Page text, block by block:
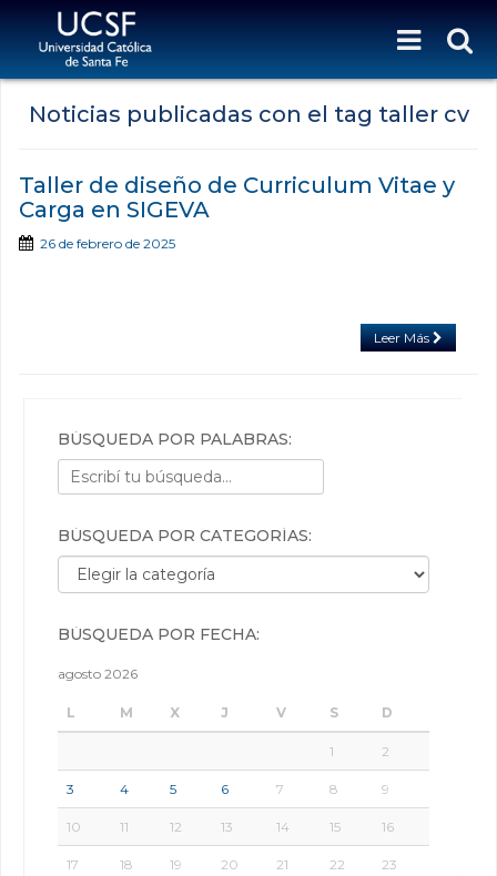
Noticias publicadas con el tag taller cv
Taller de diseño de Curriculum Vitae y
Carga en SIGEVA
26 de febrero de 2025
Leer Más
BÚSQUEDA POR PALABRAS:
BÚSQUEDA POR CATEGORÍAS:
Búsqueda por categorías:
BÚSQUEDA POR FECHA:
agosto 2026
L M X J V S D
1 2
3 4 5 6 7 8 9
10 11 12 13 14 15 16
17 18 19 20 21 22 23